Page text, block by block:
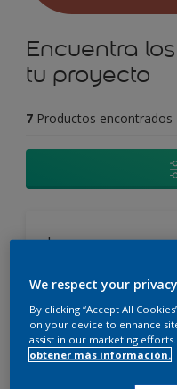
Encuentra
tu proyecto
7 Productos encontrados
Incamax
We respect your
By clicking “Accept All
on your device to enhance
assist in our marketing efforts.
obtener más información.